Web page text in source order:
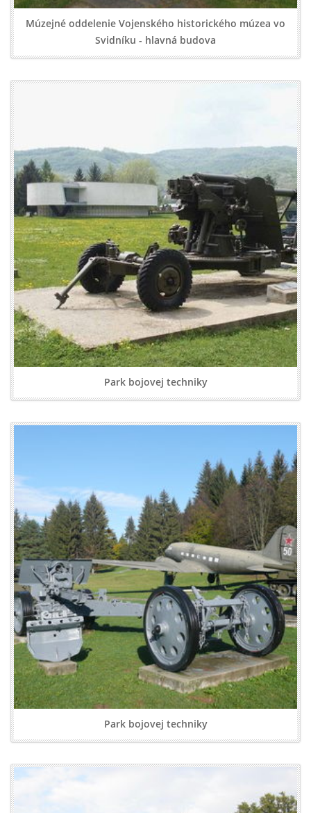
Múzejné oddelenie Vojenského historického múzea vo
Svidníku - hlavná budova
Park bojovej techniky
Park bojovej techniky